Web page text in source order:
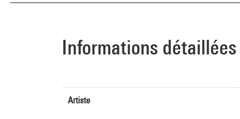
Informations détaillées
Artiste